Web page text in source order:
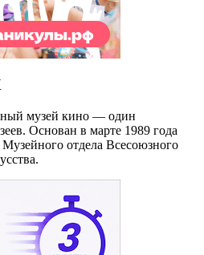
музей кино — один
Основан в марте 1989 года
Музейного отдела Всесоюзного